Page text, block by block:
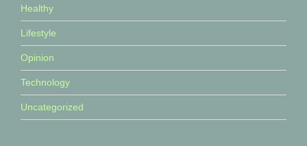
Healthy
Lifestyle
Opinion
Technology
Uncategorized